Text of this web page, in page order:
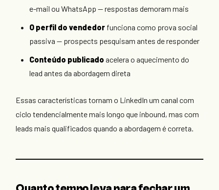
e-mail ou WhatsApp — respostas demoram mais
O perfil do vendedor funciona como prova social
passiva — prospects pesquisam antes de responder
Conteúdo publicado acelera o aquecimento do
lead antes da abordagem direta
Essas características tornam o LinkedIn um canal com
ciclo tendencialmente mais longo que inbound, mas com
leads mais qualificados quando a abordagem é correta.